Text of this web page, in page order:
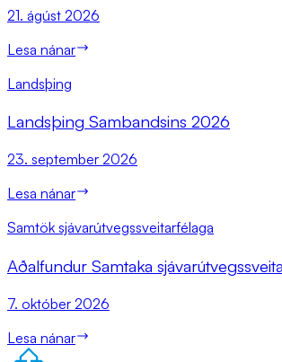
21. ágúst 2026
Lesa nánar
Landsþing
Lands­þing Sam­bands­ins 2026
23. september 2026
Lesa nánar
Samtök sjávarútvegssveitarfélaga
Að­al­fund­ur Sam­taka
7. október 2026
Lesa nánar